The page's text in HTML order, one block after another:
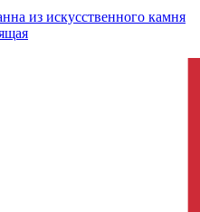
из искусственного камня